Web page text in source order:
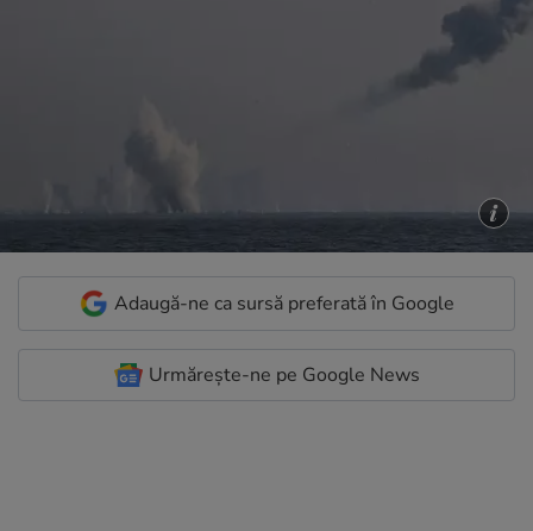
Adaugă-ne ca sursă preferată în Google
Urmărește-ne pe Google News